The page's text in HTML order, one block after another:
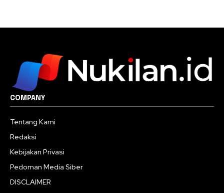
COMPANY
Tentang Kami
Redaksi
Kebijakan Privasi
Pedoman Media Siber
DISCLAIMER